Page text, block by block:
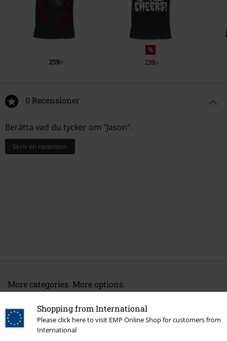
Shopping from International
Please click here to visit EMP Online Shop for customers from
International
259:-
%
239:-
0 Recensioner
Berätta vad du tycker om "Jason".
Skriv en recension
More categories. More options.
Film & TV Film & TV Filmer Figurer